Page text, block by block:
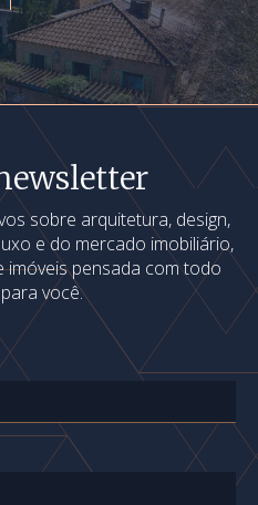
sobre arquitetura, design,
e do mercado imobiliário,
imóveis pensada com todo
você.